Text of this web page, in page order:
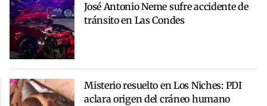
José Antonio Neme sufre accidente de
tránsito en Las Condes
Misterio resuelto en Los Niches: PDI
aclara origen del cráneo humano